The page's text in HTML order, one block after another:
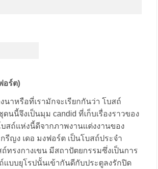
อร์ต)
าหรือที่เรามักจะเรียกกันว่า โบสถ์
นนี้จึงเป็นมุม candid ที่เก็บเรื่องราวของ
สถ์แห่งนี้ดีจากภาพงานแต่งงานของ
ง เดอ มงฟอร์ต เป็นโบสถ์ประจำ
รงกางเขน มีสถาปัตยกรรมซึ่งเป็นการ
แบบยุโรปนั้นเข้ากันดีกับประตูลงรักปิด